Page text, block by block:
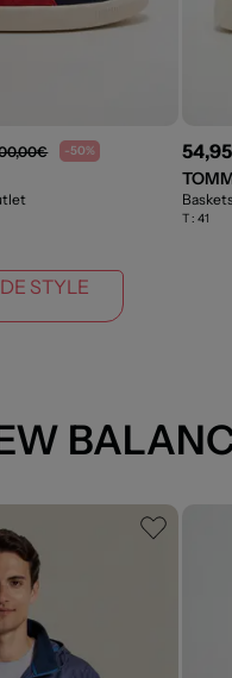
-50%
T :41
STYLE